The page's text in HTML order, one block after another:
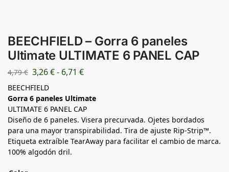
BEECHFIELD – Gorra 6 paneles
Ultimate ULTIMATE 6 PANEL CAP
4,79€ 3,26€- 6,71 €
BEECHFIELD
Gorra 6 paneles Ultimate
ULTIMATE 6 PANEL CAP
Diseño de 6 paneles. Visera precurvada. Ojetes bordados
para una mayor transpirabilidad. Tira de ajuste Rip-Strip™.
Etiqueta extraíble TearAway para facilitar el cambio de marca.
100% algodón dril.